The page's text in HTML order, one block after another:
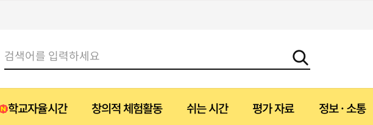
학교자율시간 창의적 체험활동 쉬는 시간 평가 자료 정보 · 소통